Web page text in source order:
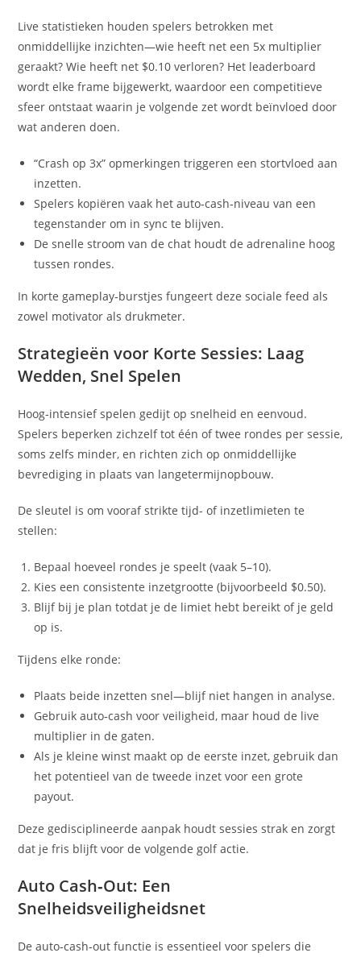
Live statistieken houden spelers betrokken met
onmiddellijke inzichten—wie heeft net een 5x multiplier
geraakt? Wie heeft net $0.10 verloren? Het leaderboard
wordt elke frame bijgewerkt, waardoor een competitieve
sfeer ontstaat waarin je volgende zet wordt beïnvloed door
wat anderen doen.
“Crash op 3x” opmerkingen triggeren een stortvloed aan
inzetten.
Spelers kopiëren vaak het auto‑cash‑niveau van een
tegenstander om in sync te blijven.
De snelle stroom van de chat houdt de adrenaline hoog
tussen rondes.
In korte gameplay‑burstjes fungeert deze sociale feed als
zowel motivator als drukmeter.
Strategieën voor Korte Sessies: Laag
Wedden, Snel Spelen
Hoog‑intensief spelen gedijt op snelheid en eenvoud.
Spelers beperken zichzelf tot één of twee rondes per sessie,
soms zelfs minder, en richten zich op onmiddellijke
bevrediging in plaats van langetermijnopbouw.
De sleutel is om vooraf strikte tijd- of inzetlimieten te
stellen:
Bepaal hoeveel rondes je speelt (vaak 5–10).
Kies een consistente inzetgrootte (bijvoorbeeld $0.50).
Blijf bij je plan totdat je de limiet hebt bereikt of je geld
op is.
Tijdens elke ronde:
Plaats beide inzetten snel—blijf niet hangen in analyse.
Gebruik auto‑cash voor veiligheid, maar houd de live
multiplier in de gaten.
Als je kleine winst maakt op de eerste inzet, gebruik dan
het potentieel van de tweede inzet voor een grote
payout.
Deze gedisciplineerde aanpak houdt sessies strak en zorgt
dat je fris blijft voor de volgende golf actie.
Auto Cash‑Out: Een
Snelheidsveiligheidsnet
De auto‑cash‑out functie is essentieel voor spelers die